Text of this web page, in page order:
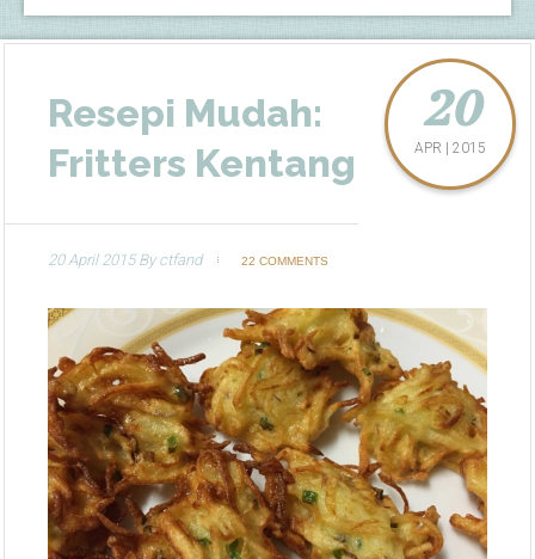
Resepi Mudah:
Fritters Kentang
20
APR | 2015
20 April 2015Byctfand 22 COMMENTS